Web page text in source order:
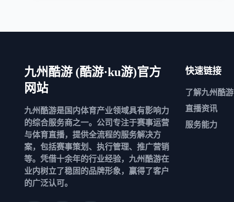
九州酷游 (酷游·ku游)官方
网站
九州酷游是国内体育产业领域具有影响力
的综合服务商之一。公司专注于赛事运营
与体育直播，提供全流程的服务解决方
案，包括赛事策划、执行管理、推广营销
等。凭借十余年的行业经验，九州酷游在
业内树立了稳固的品牌形象，赢得了客户
的广泛认可。
快速链接
了解九州酷游
直播资讯
服务能力